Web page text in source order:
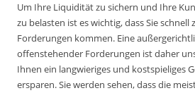
Um Ihre Liquidität zu sichern und Ihre
zu belasten ist es wichtig, dass Sie
Forderungen kommen. Eine
offenstehender Forderungen ist daher
Ihnen ein langwieriges und kostspieliges
ersparen. Sie werden sehen, dass die